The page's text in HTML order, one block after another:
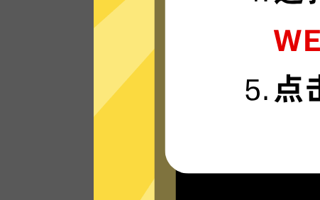
准备好体验我们运行在最新技术上的苹果加
速器VPN网络，享受超快的连接速度。
看看其他人对苹果加速器VPN的评价